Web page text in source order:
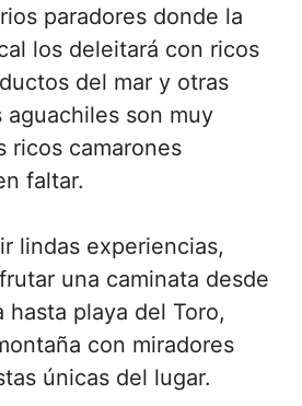
paradores donde la
los deleitará con ricos
del mar y otras
aguachiles son muy
ricos camarones
faltar.
lindas experiencias,
una caminata desde
hasta playa del Toro,
con miradores
únicas del lugar.